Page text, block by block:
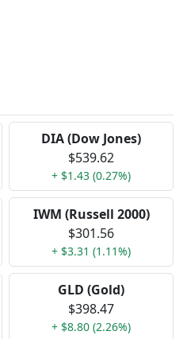
DIA (Dow Jones)
$539.62
+ $1.43 (0.27%)
IWM (Russell 2000)
$301.56
+ $3.31 (1.11%)
GLD (Gold)
$398.47
+ $8.80 (2.26%)